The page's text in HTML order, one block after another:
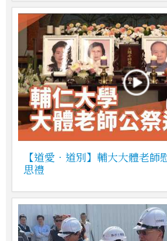
【道愛．道別】輔大大體老師
思禮